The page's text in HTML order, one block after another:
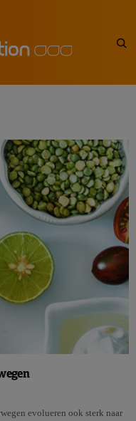
evolueren ook sterk naar